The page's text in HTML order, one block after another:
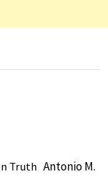
Truth Antonio M.